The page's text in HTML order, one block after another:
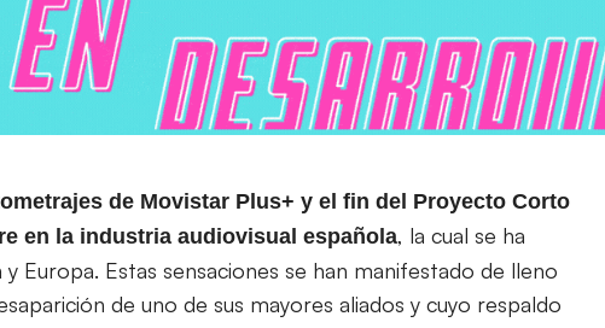
de Movistar Plus+ y el fin del Proyecto Corto
en la industria audiovisual española, la cual se ha
Europa. Estas sensaciones se han manifestado de lleno
de uno de sus mayores aliados y cuyo respaldo